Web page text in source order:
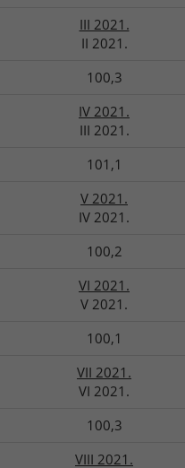
III 2021.
II 2021.
100,3
IV 2021.
III 2021.
101,1
V 2021.
IV 2021.
100,2
VI 2021.
V 2021.
100,1
VII 2021.
VI 2021.
100,3
VIII 2021.